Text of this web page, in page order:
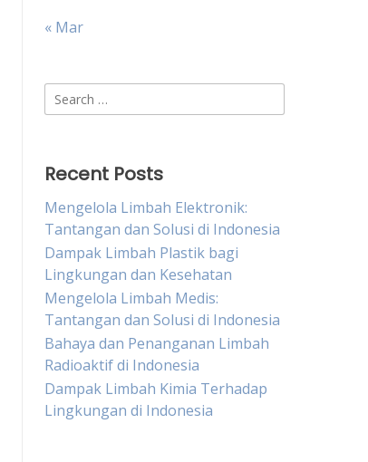
« Mar
Search
for:
Recent Posts
Mengelola Limbah Elektronik:
Tantangan dan Solusi di Indonesia
Dampak Limbah Plastik bagi
Lingkungan dan Kesehatan
Mengelola Limbah Medis:
Tantangan dan Solusi di Indonesia
Bahaya dan Penanganan Limbah
Radioaktif di Indonesia
Dampak Limbah Kimia Terhadap
Lingkungan di Indonesia